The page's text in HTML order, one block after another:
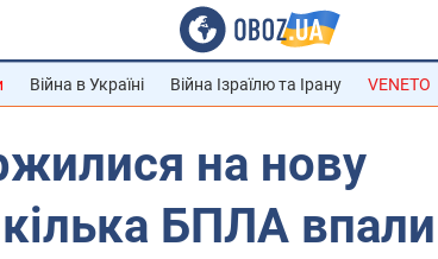
Війна в Україні Війна Ізраїлю та Ірану VENETO
на нову
БПЛА впали